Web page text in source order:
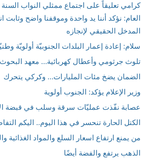
كرامي تعليقاً على اجتماع ممثلي النواب
العام: نؤكد أننا يد واحدة وموقفنا واضح
المدخل الحقيقي لإنجازه
سلام: إعادة إعمار البلدات الجنوبيّة أولويّة
تلوث جرثومي وأعطال كهربائية… معهد
الضمان يضخ مئات المليارات… وكركي يتحرك
وزير الإعلام يؤكد: الجنوب أولوية
عصابة نفّذت عمليّات سرقة وسلب في قبضة
الكتل الحارة تنحسر في هذا اليوم.. اليكم
من يمنع ارتفاع اسعار السلع والمواد الغذائية
الذهب يرتفع والفضة أيضًا